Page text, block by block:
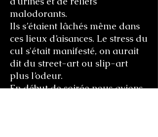
malodorants.
Ils s’étaient lâchés même dans
ces lieux d’aisances. Le stress du
cul s'était manifesté, on aurait
dit du street-art ou slip-art
plus l’odeur.
En début de soirée nous avions